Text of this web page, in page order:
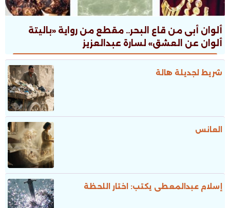
ألوان أبى من قاع البحر.. مقطع من رواية «باليتة
ألوان عن العشق» لسارة عبدالعزيز
شريط لجديلة هالة
العانس
إسلام عبدالمعطى يكتب: اختار اللحظة